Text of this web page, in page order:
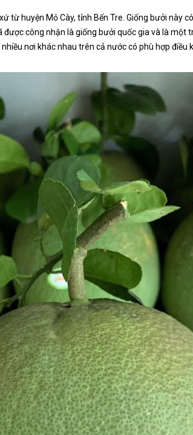
từ huyện Mỏ Cày, tỉnh Bến Tre. Giống bưởi này
được công nhận là giống bưởi quốc gia và là một
nơi khác nhau trên cả nước có phù hợp điều